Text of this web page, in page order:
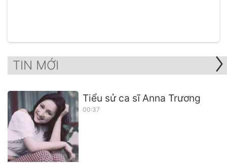
TIN MỚI
Tiểu sử ca sĩ Anna Trương
00:37